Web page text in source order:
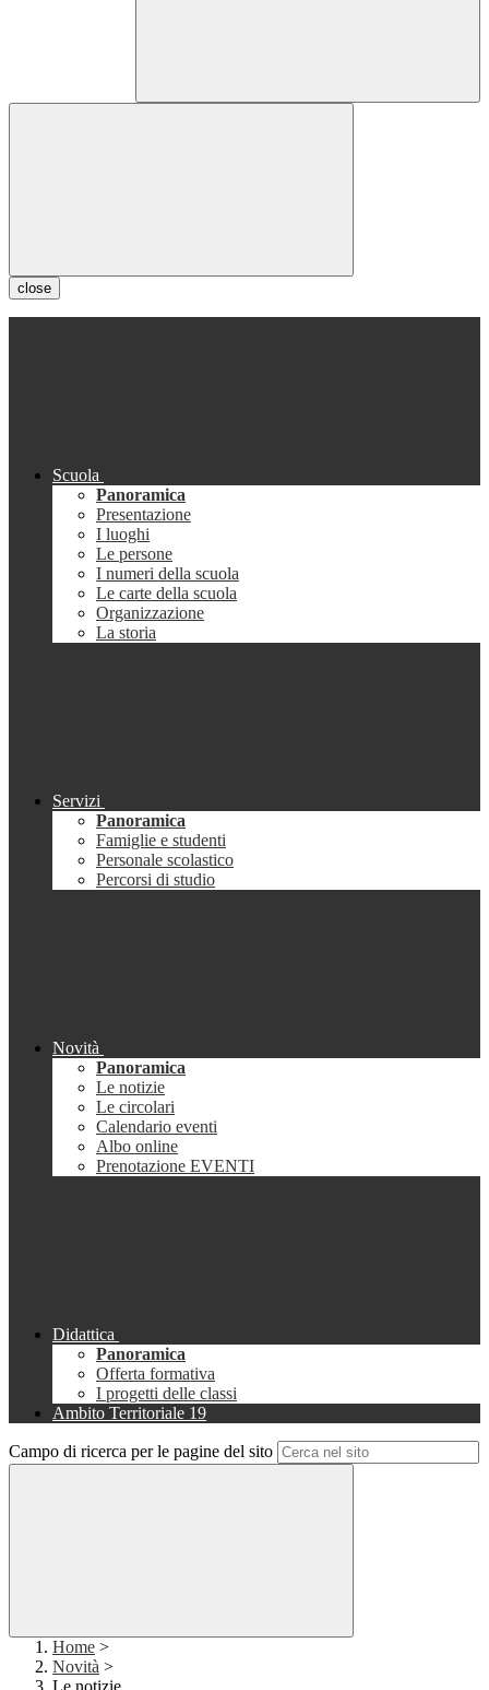
close
Scuola
Panoramica
Presentazione
I luoghi
Le persone
I numeri della scuola
Le carte della scuola
Organizzazione
La storia
Servizi
Panoramica
Famiglie e studenti
Personale scolastico
Percorsi di studio
Novità
Panoramica
Le notizie
Le circolari
Calendario eventi
Albo online
Prenotazione EVENTI
Didattica
Panoramica
Offerta formativa
I progetti delle classi
Ambito Territoriale 19
Campo di ricerca per le pagine del sito
Home >
Novità >